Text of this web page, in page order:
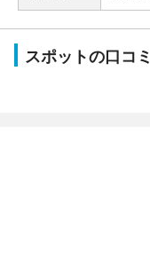
スポットの口コミ